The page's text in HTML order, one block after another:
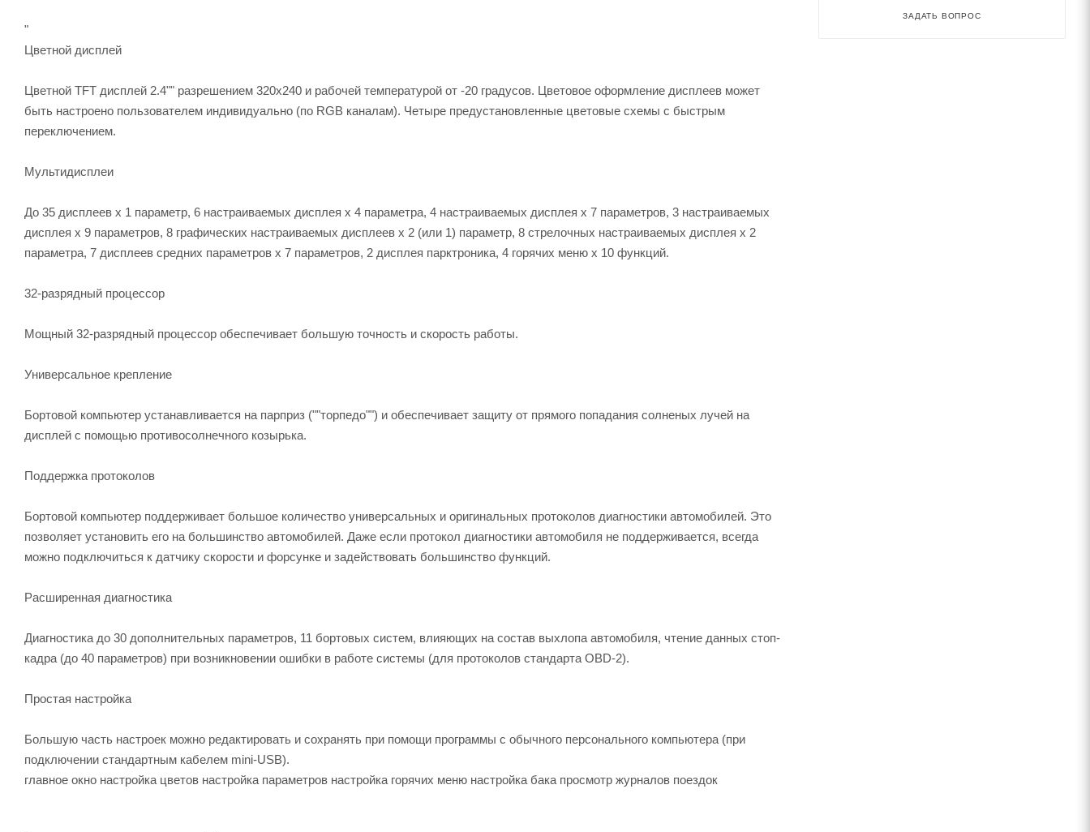
"
Цветной дисплей
Цветной TFT дисплей 2.4"" разрешением 320х240 и рабочей температурой от -20 градусов. Цветовое оформление дисплеев может
быть настроено пользователем индивидуально (по RGB каналам). Четыре предустановленные цветовые схемы с быстрым
переключением.
Мультидисплеи
До 35 дисплеев х 1 параметр, 6 настраиваемых дисплея х 4 параметра, 4 настраиваемых дисплея х 7 параметров, 3 настраиваемых
дисплея х 9 параметров, 8 графических настраиваемых дисплеев х 2 (или 1) параметр, 8 стрелочных настраиваемых дисплея х 2
параметра, 7 дисплеев средних параметров х 7 параметров, 2 дисплея парктроника, 4 горячих меню х 10 функций.
32-разрядный процессор
Мощный 32-разрядный процессор обеспечивает большую точность и скорость работы.
Универсальное крепление
Бортовой компьютер устанавливается на парприз (""торпедо"") и обеспечивает защиту от прямого попадания солненых лучей на
дисплей с помощью противосолнечного козырька.
Поддержка протоколов
Бортовой компьютер поддерживает большое количество универсальных и оригинальных протоколов диагностики автомобилей. Это
позволяет установить его на большинство автомобилей. Даже если протокол диагностики автомобиля не поддерживается, всегда
можно подключиться к датчику скорости и форсунке и задействовать большинство функций.
Расширенная диагностика
Диагностика до 30 дополнительных параметров, 11 бортовых систем, влияющих на состав выхлопа автомобиля, чтение данных стоп-
кадра (до 40 параметров) при возникновении ошибки в работе системы (для протоколов стандарта OBD-2).
Простая настройка
Большую часть настроек можно редактировать и сохранять при помощи программы с обычного персонального компьютера (при
подключении стандартным кабелем mini-USB).
главное окно настройка цветов настройка параметров настройка горячих меню настройка бака просмотр журналов поездок
ЗАДАТЬ ВОПРОС